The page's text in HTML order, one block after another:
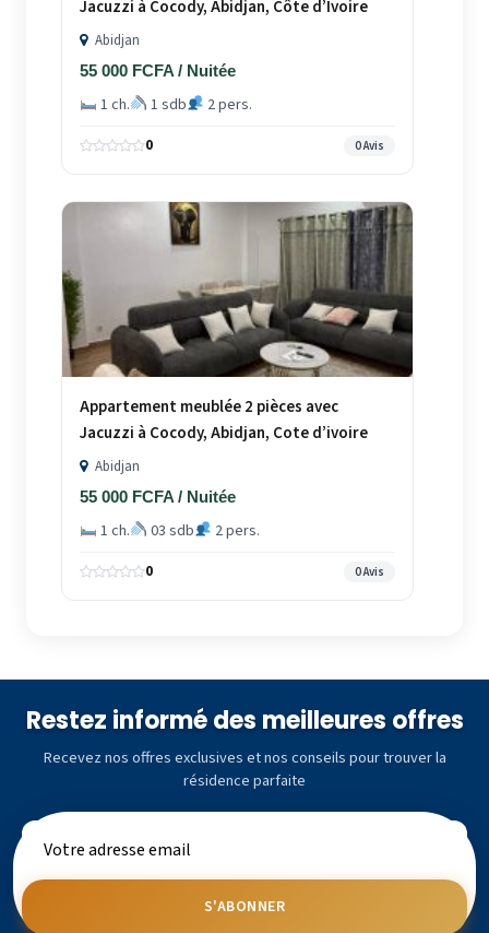
Jacuzzi à Cocody, Abidjan, Côte d’Ivoire
Abidjan
55 000 FCFA / Nuitée
1 ch. 1 sdb 2 pers.
0 0 Avis
Appartement meublée 2 pièces avec
Jacuzzi à Cocody, Abidjan, Cote d’ivoire
Abidjan
55 000 FCFA / Nuitée
1 ch. 03 sdb 2 pers.
0 0 Avis
Restez informé des meilleures offres
Recevez nos offres exclusives et nos conseils pour trouver la
résidence parfaite
S'ABONNER